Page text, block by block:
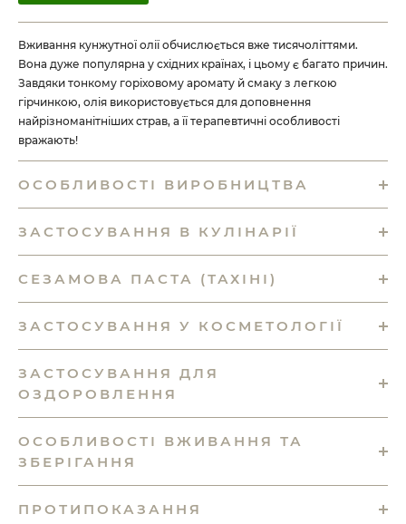
Вживання кунжутної олії обчислюється вже тисячоліттями.
Вона дуже популярна у східних країнах, і цьому є багато причин.
Завдяки тонкому горіховому аромату й смаку з легкою
гірчинкою, олія використовується для доповнення
найрізноманітніших страв, а її терапевтичні особливості
вражають!
ОСОБЛИВОСТІ ВИРОБНИЦТВА
ЗАСТОСУВАННЯ В КУЛІНАРІЇ
СЕЗАМОВА ПАСТА (ТАХІНІ)
ЗАСТОСУВАННЯ У КОСМЕТОЛОГІЇ
ЗАСТОСУВАННЯ ДЛЯ
ОЗДОРОВЛЕННЯ
ОСОБЛИВОСТІ ВЖИВАННЯ ТА
ЗБЕРІГАННЯ
ПРОТИПОКАЗАННЯ